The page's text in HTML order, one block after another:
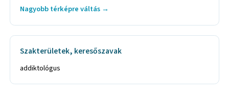
Nagyobb térképre váltás →
Szakterületek, keresőszavak
addiktológus